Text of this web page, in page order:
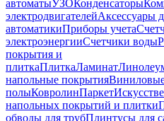
автоматыУЗОКонденсаторы
электродвигателейАксессуары
автоматикиПриборы учета
электроэнергииСчетчики воды
покрытия и
плиткаПлиткаЛаминат
напольные покрытия
полыКовролинПаркет
напольных покрытий и плитки
обводы для трубПлинтусы для